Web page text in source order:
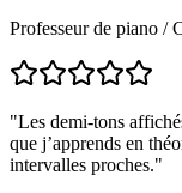
Professeur de piano /
"Les demi-tons
que j’apprends en
intervalles proches."